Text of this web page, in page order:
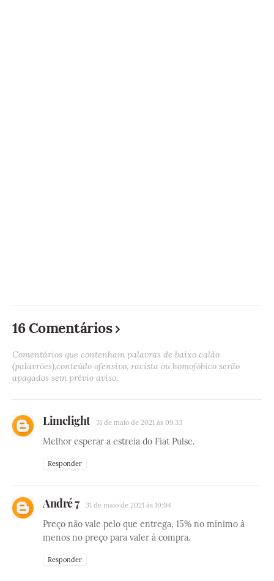
16 Comentários
Comentários que contenham palavras de baixo calão
(palavrões),conteúdo ofensivo, racista ou homofóbico serão
apagados sem prévio aviso.
Limelight 31 de maio de 2021 às 09:33
Melhor esperar a estreia do Fiat Pulse.
Responder
André 7 31 de maio de 2021 às 10:04
Preço não vale pelo que entrega, 15% no mínimo à
menos no preço para valer à compra.
Responder